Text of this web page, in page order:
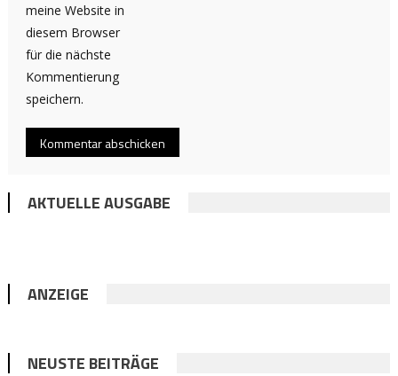
meine Website in
diesem Browser
für die nächste
Kommentierung
speichern.
AKTUELLE AUSGABE
ANZEIGE
NEUSTE BEITRÄGE